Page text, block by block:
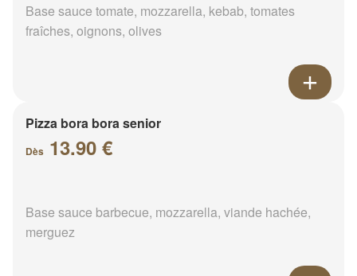
Base sauce tomate, mozzarella, kebab, tomates
fraîches, oignons, olives
Pizza bora bora senior
Dès 13.90 €
Base sauce barbecue, mozzarella, viande hachée,
merguez